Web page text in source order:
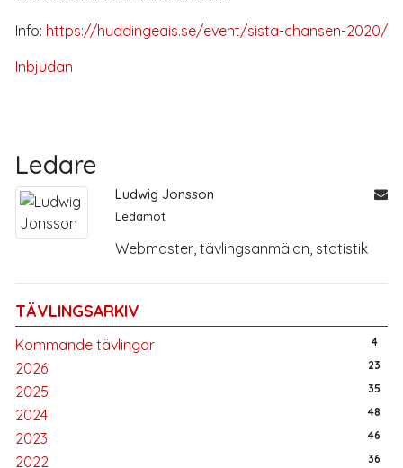
TÄVLINGSARKIV
Kommande tävlingar 4
2026 23
2025 35
2024 48
2023 46
2022 36
Info: https://huddingeais.se/event/sista-chansen-2020/
Inbjudan
Ledare
Ludwig Jonsson
Ledamot
Webmaster, tävlingsanmälan, statistik